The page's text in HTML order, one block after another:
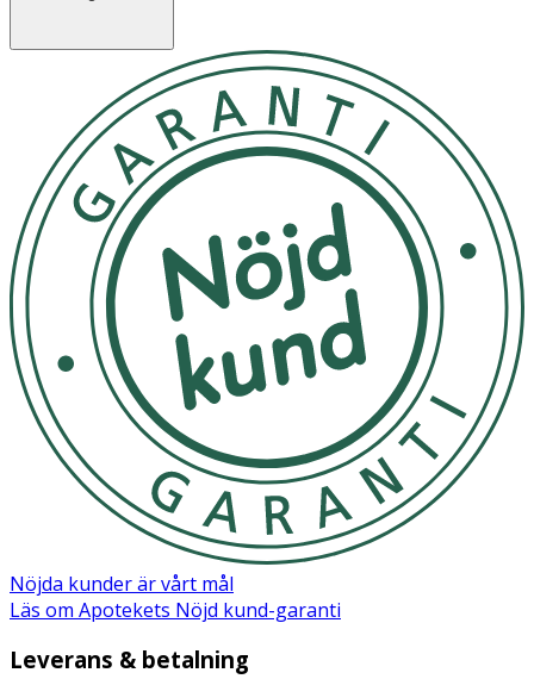
- Bred, mjuk och flexibel form som efterliknar ett bröst
- Kan bidra till att minska risken för att barnet sväljer luft
- Finns i flera flödeshastigheter för att passa barnets behov
- Tillverkad av BPA-fritt material
Användning
Välj rätt flödesnivå utifrån barnets ålder och matningsbehov.
Dinappen monteras påPhilips Avent-flaskor och används vid
matning av barn från 6 månader. Sterilisera före första
användning och därefter regelbundet enligt tillverkarens
instruktioner. Observera att ju högre flödesnummer, desto
snabbare flödar mjölken när barnet suger.
Förvaring
Förvaras i rumstemperatur, skyddat från direkt solljus och utom
räckhåll för små barn.
2 st Philips Avent Natural Response dinappar storlek 5 (6m+).
Tillverkade av mjukt silikon och fria från BPA.
Nöjda kunder är vårt mål
Läs om Apotekets Nöjd kund-garanti
Leverans & betalning